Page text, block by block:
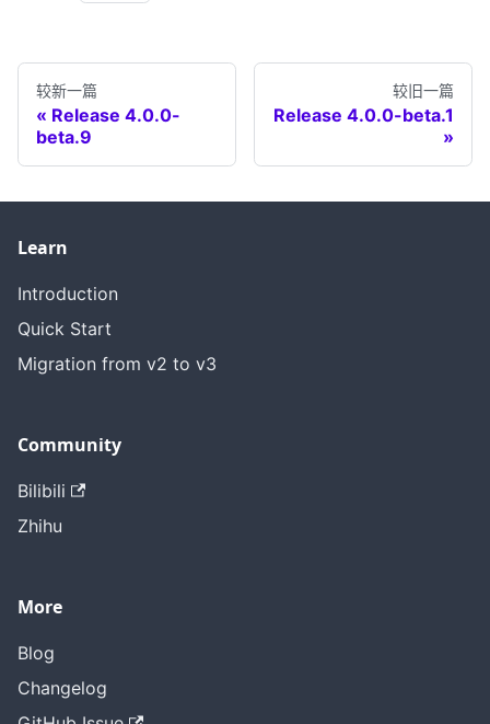
较新一篇
Release 4.0.0-
beta.9
较旧一篇
Release 4.0.0-beta.1
Learn
Introduction
Quick Start
Migration from v2 to v3
Community
Bilibili
Zhihu
More
Blog
Changelog